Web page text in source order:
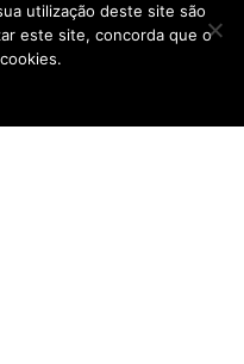
utilização deste site são
este site, concorda que o